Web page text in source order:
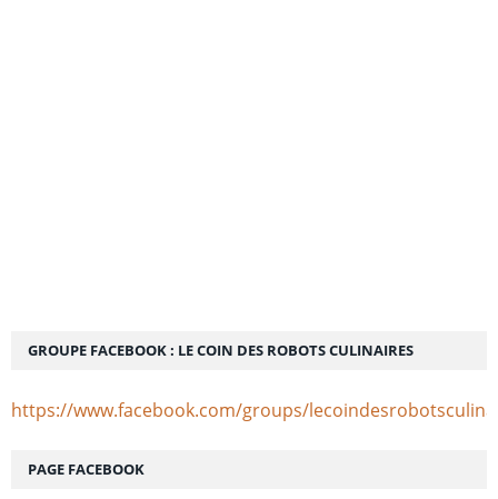
PAGE FACEBOOK
GROUPE FACEBOOK : LE COIN DES ROBOTS CULINAIRES
https://www.facebook.com/groups/